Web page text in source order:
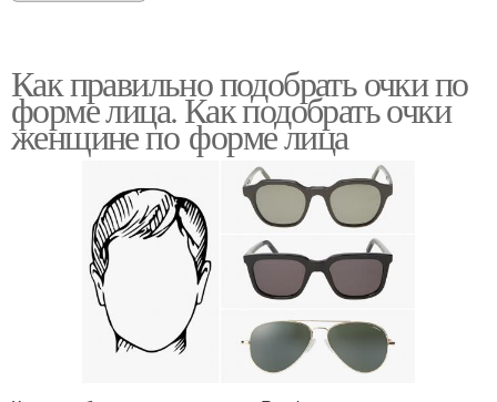
Как правильно подобрать очки по
форме лица. Как подобрать очки
женщине по форме лица